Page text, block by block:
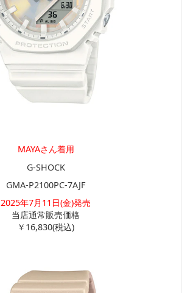
MAYAさん着用
G-SHOCK
GMA-P2100PC-7AJF
2025年7月11日(金)発売
当店通常販売価格
￥16,830(税込)